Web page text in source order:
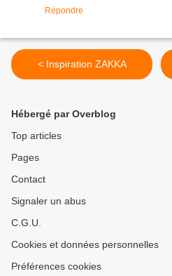
Répondre
< Inspiration ZAKKA
Hébergé par Overblog
Top articles
Pages
Contact
Signaler un abus
C.G.U.
Cookies et données personnelles
Préférences cookies